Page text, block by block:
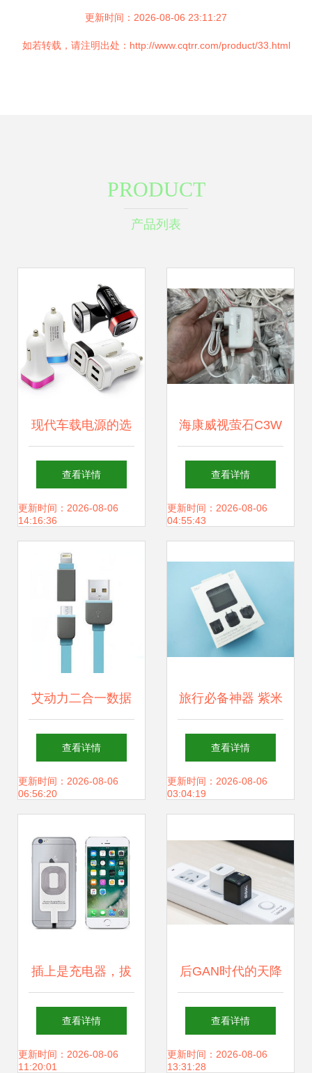
更新时间：2026-08-06 23:11:27
如若转载，请注明出处：http://www.cqtrr.com/product/33.html
PRODUCT
产品列表
现代车载电源的选
择 解析“英才星YC-
150”双USB充电器
的设计与功能
查看详情
更新时间：2026-08-06
14:16:36
海康威视萤石C3W
摄像头12v电源适
配器 兼容性与选择
查看详情
更新时间：2026-08-06
04:55:43
艾动力二合一数据
线评测 彩色设计与
多设备兼容的便捷
查看详情
更新时间：2026-08-06
06:56:20
旅行必备神器 紫米
快充，一个充电器
走遍全球
查看详情
更新时间：2026-08-06
03:04:19
插上是充电器，拔
出是充电宝，还能
无线充；这才是真
查看详情
更新时间：2026-08-06
11:20:01
后GAN时代的天降
猛男 AOHI
MagCube 30W充
查看详情
更新时间：2026-08-06
13:31:28